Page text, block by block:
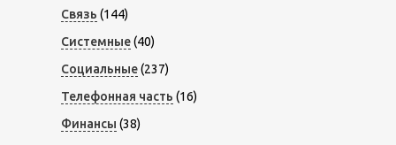
Связь (144)
Системные(40)
Социальные(237)
Телефонная часть (16)
Финансы (38)